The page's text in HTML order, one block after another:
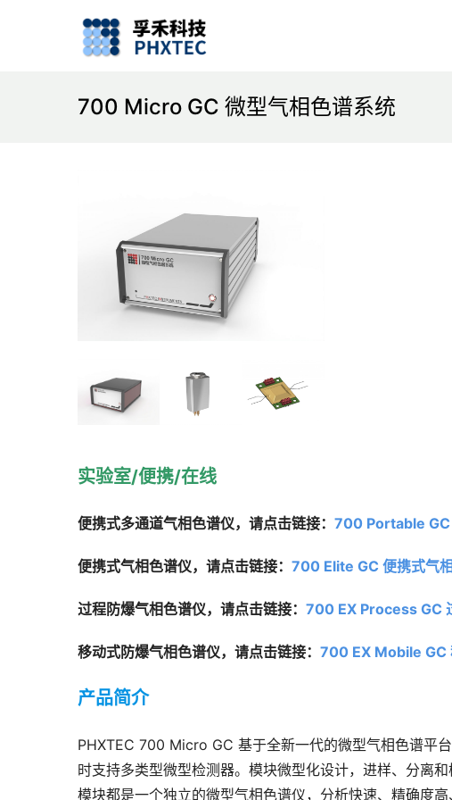
700 Micro GC 微型气相色谱系统
实验室/便携/在线
便携式多通道气相色谱仪，请点击链接： 700 Portable GC
便携式气相色谱仪，请点击链接： 700 Elite GC 便携式气
过程防爆气相色谱仪，请点击链接： 700 EX Process GC
移动式防爆气相色谱仪，请点击链接： 700 EX Mobile GC
产品简介
PHXTEC 700 Micro GC 基于全新一代的微型气相色谱平
时支持多类型微型检测器。模块微型化设计，进样、分离
模块都是一个独立的微型气相色谱仪，分析快速、精确度高